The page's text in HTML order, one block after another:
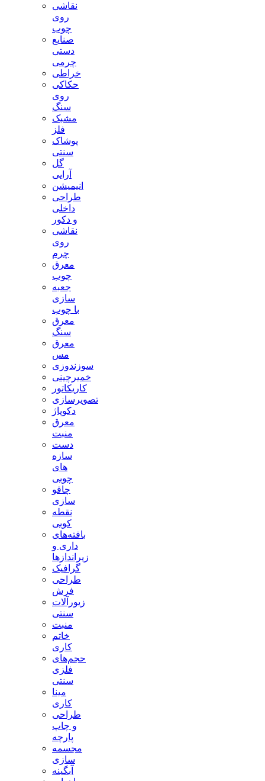
نقاشی
روی
چوب
صنایع
دستی
چرمی
خراطی
حکاکی
روی
سنگ
مشبک
فلز
پوشاک
سنتی
گل
آرایی
انیمیشن
طراحی
داخلی
و دکور
نقاشی
روی
چرم
معرق
چوب
جعبه
سازی
با چوب
معرق
سنگ
معرق
مس
سوزندوزی
خمیرچینی
کاریکاتور
تصویرسازی
دکوپاژ
معرق
منبت
دست
سازه
های
چوبی
چاقو
سازی
نقطه
کوبی
بافته‌های
داری و
زیراندازها
گرافیک
طراحی
فرش
زیورآلات
سنتی
منبت
خاتم
کاری
حجم‌های
فلزی
سنتی
مینا
کاری
طراحی
و چاپ
پارچه
مجسمه
سازی
آبگینه